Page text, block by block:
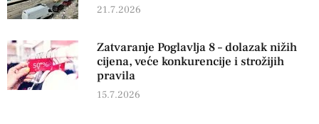
21.7.2026
Zatvaranje Poglavlja 8 – dolazak nižih
cijena, veće konkurencije i strožijih
pravila
15.7.2026